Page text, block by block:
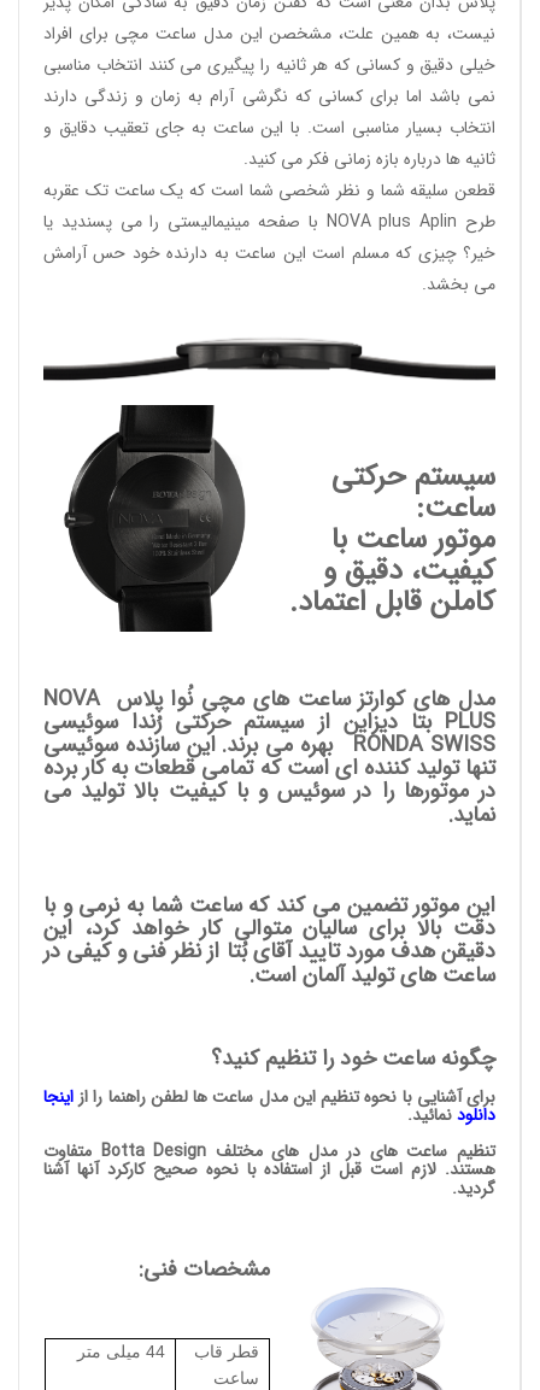
نیست، به همین علت، مشخصن این مدل ساعت مچی برای افراد
خیلی دقیق و کسانی که هر ثانیه را پیگیری می کنند انتخاب مناسبی
نمی باشد اما برای کسانی که نگرشی آرام به زمان و زندگی دارند
انتخاب بسیار مناسبی است. با این ساعت به جای تعقیب دقایق و
ثانیه ها درباره بازه زمانی فکر می کنید.
قطعن سلیقه شما و نظر شخصی شما است که یک ساعت تک عقربه
طرح NOVA plus Aplin با صفحه مینیمالیستی را می پسندید یا
خیر؟ چیزی که مسلم است این ساعت به دارنده خود حس آرامش
می بخشد.
سیستم حرکتی
ساعت:
موتور ساعت با
کیفیت، دقیق و
کاملن قابل اعتماد.
مدل های کوارتز ساعت های مچی نُوا پلاس NOVA
PLUS بتا دیزاین از سیستم حرکتی رُندا سوئیسی
RONDA SWISSبهره می برند. این سازنده سوئیسی
تنها تولید کننده ای است که تمامی قطعات به کار برده
در موتورها را در سوئیس و با کیفیت بالا تولید می
نماید.
این موتور تضمین می کند که ساعت شما به نرمی و با
دقت بالا برای سالیان متوالی کار خواهد کرد، این
دقیقن هدف مورد تایید آقای بُتا از نظر فنی و کیفی در
ساعت های تولید آلمان است.
چگونه ساعت خود را تنظیم کنید؟
برای آشنایی با نحوه تنظیم این مدل ساعت ها لطفن راهنما را از اینجا
دانلودنمائید.
تنظیم ساعت های در مدل های مختلف Botta Design متفاوت
هستند. لازم است قبل از استفاده با نحوه صحیح کارکرد آنها آشنا
گردید.
مشخصات فنی:
قطر قاب
ساعت
44 میلی متر